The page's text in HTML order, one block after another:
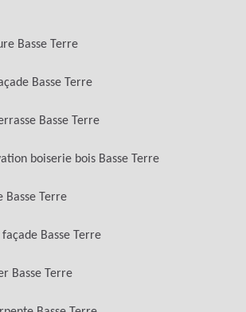
Basse Terre
Basse Terre
Basse Terre
boiserie bois Basse Terre
Basse Terre
Basse Terre
Basse Terre